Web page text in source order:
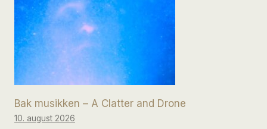
Bak musikken – A Clatter and Drone
10. august 2026